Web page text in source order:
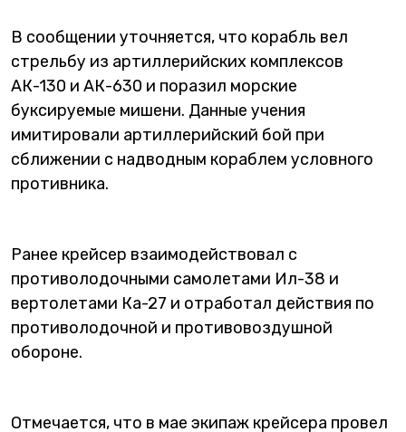
В сообщении уточняется, что корабль вел
стрельбу из артиллерийских комплексов
АК-130 и АК-630 и поразил морские
буксируемые мишени. Данные учения
имитировали артиллерийский бой при
сближении с надводным кораблем условного
противника.
Ранее крейсер взаимодействовал с
противолодочными самолетами Ил-38 и
вертолетами Ка-27 и отработал действия по
противолодочной и противовоздушной
обороне.
Отмечается, что в мае экипаж крейсера провел